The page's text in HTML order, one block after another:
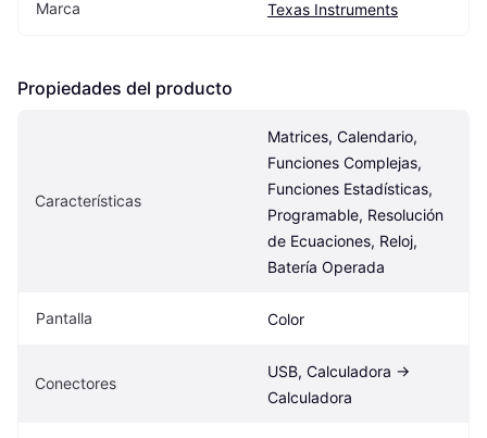
Marca Texas Instruments
Propiedades del producto
Características
Matrices, Calendario,
Funciones Complejas,
Funciones Estadísticas,
Programable, Resolución
de Ecuaciones, Reloj,
Batería Operada
Pantalla Color
Conectores
USB, Calculadora ->
Calculadora